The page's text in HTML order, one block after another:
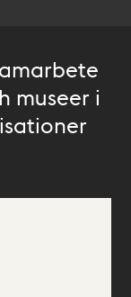
museer i